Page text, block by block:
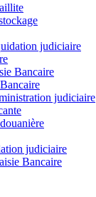
judiciaire
Bancaire
judiciaire
judiciaire
Bancaire